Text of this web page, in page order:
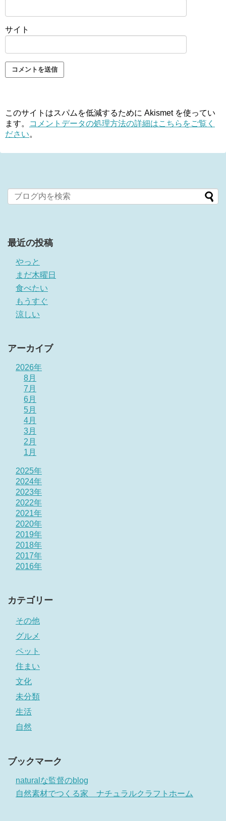
サイト
このサイトはスパムを低減するために Akismet を使ってい
ます。
コメントデータの処理方法の詳細はこちらをご覧く
ださい。
最近の投稿
やっと
まだ木曜日
食べたい
もうすぐ
涼しい
アーカイブ
2026年
8月
7月
6月
5月
4月
3月
2月
1月
2025年
2024年
2023年
2022年
2021年
2020年
2019年
2018年
2017年
2016年
カテゴリー
その他
グルメ
ペット
住まい
文化
未分類
生活
自然
ブックマーク
naturalな監督のblog
自然素材でつくる家 ナチュラルクラフトホーム